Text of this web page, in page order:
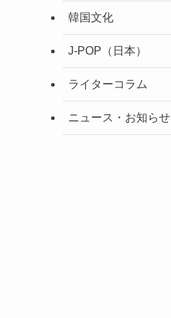
韓国文化
J-POP（日本）
ライターコラム
ニュース・お知らせ